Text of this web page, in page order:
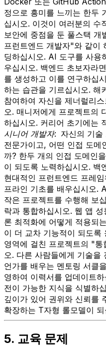
정으로 흥미를 느끼는 한두
십시오. 이것이 여러분의 수
보안에 중점을 둔 풀스택
프런트엔드 개발자"와 같이
딩하십시오. AI 도구를 사용
우십시오. 백엔드 초보자라
를 생성하고 이를 연구하십
하는 습관을 기르십시오. 해
참여하여 자신을 제너럴리
오. 매니저에게 프로젝트의
하십시오. 커리어 초기에는
시니어 개발자: 자신의 기술
전문가이고, 어떤 인접 도메
까? 한두 개의 인접 도메인
이 되도록 노력하십시오. 백
현대적인 프런트엔드 프레
프라인 기초를 배우십시오.
작은 프로젝트를 수행해 보
락과 통합하십시오. 웹 앱
론 최적화에 어떻게 적용되
이 더 교차 기능적이 되도록
영역에 걸친 프로젝트의 "
오. 다른 사람들에게 기술을
언가를 배우는 멘토링 서클
영하여 이력서를 업데이트
전이 가능한 지식을 식별하
깊이가 있어 권위와 신뢰를
확장하는 T자형 롤모델이 되
5. 교육 문제